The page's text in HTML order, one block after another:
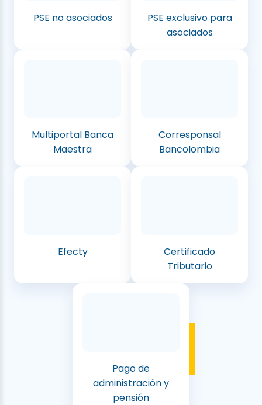
PSE no asociados
PSE exclusivo para
asociados
Multiportal Banca
Maestra
Corresponsal
Bancolombia
Efecty
Certificado
Tributario
Pago de
administración y
pensión